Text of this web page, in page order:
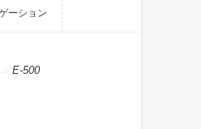
ーション
E-500